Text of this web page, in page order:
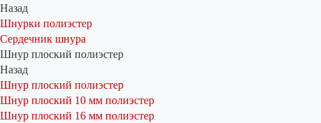
Назад
Шнурки полиэстер
Сердечник шнура
Шнур плоский полиэстер
Назад
Шнур плоский полиэстер
Шнур плоский 10 мм полиэстер
Шнур плоский 16 мм полиэстер